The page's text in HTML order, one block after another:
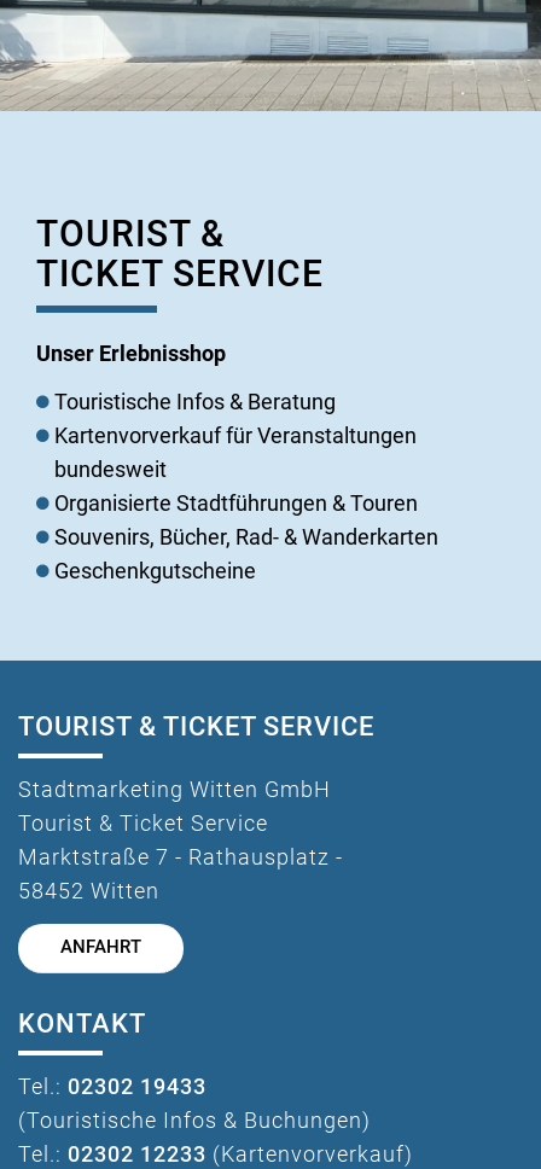
TOURIST &
TICKET SERVICE
Unser Erlebnisshop
Touristische Infos & Beratung
Kartenvorverkauf für Veranstaltungen
bundesweit
Organisierte Stadtführungen & Touren
Souvenirs, Bücher, Rad- & Wanderkarten
Geschenkgutscheine
TOURIST & TICKET SERVICE
Stadtmarketing Witten GmbH
Tourist & Ticket Service
Marktstraße 7 - Rathausplatz -
58452 Witten
ANFAHRT
KONTAKT
Tel.: 02302 19433
(Touristische Infos & Buchungen)
Tel.: 02302 12233 (Kartenvorverkauf)